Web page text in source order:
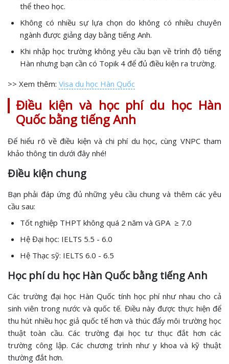
thể theo học.
Không có nhiều sự lựa chọn do không có nhiều chuyên
ngành được giảng dạy bằng tiếng Anh.
Khi nhập học trường không yêu cầu bạn về trình độ tiếng
Hàn nhưng bạn cần có Topik 4 để đủ điều kiện ra trường.
>> Xem thêm: Visa du học Hàn Quốc
Điều kiện và học phí du học Hàn
Quốc bằng tiếng Anh
Để hiểu rõ về điều kiện và chi phí du học, cùng VNPC tham
khảo thông tin dưới đây nhé!
Điều kiện chung
Bạn phải đáp ứng đủ những yêu cầu chung và thêm các yêu
cầu sau:
Tốt nghiệp THPT không quá 2 năm và GPA ≥ 7.0
Hệ Đại học: IELTS 5.5 - 6.0
Hệ Thạc sỹ: IELTS 6.0 - 6.5
Học phí du học Hàn Quốc bằng tiếng Anh
Các trường đại học Hàn Quốc tính học phí như nhau cho cả
sinh viên trong nước và quốc tế. Điều này được thực hiện để
thu hút nhiều học giả quốc tế hơn và thúc đẩy môi trường học
thuật toàn cầu. Các trường đại học tư thục đắt hơn các
trường công lập. Các chương trình như y khoa và kỹ thuật
thường đắt hơn.